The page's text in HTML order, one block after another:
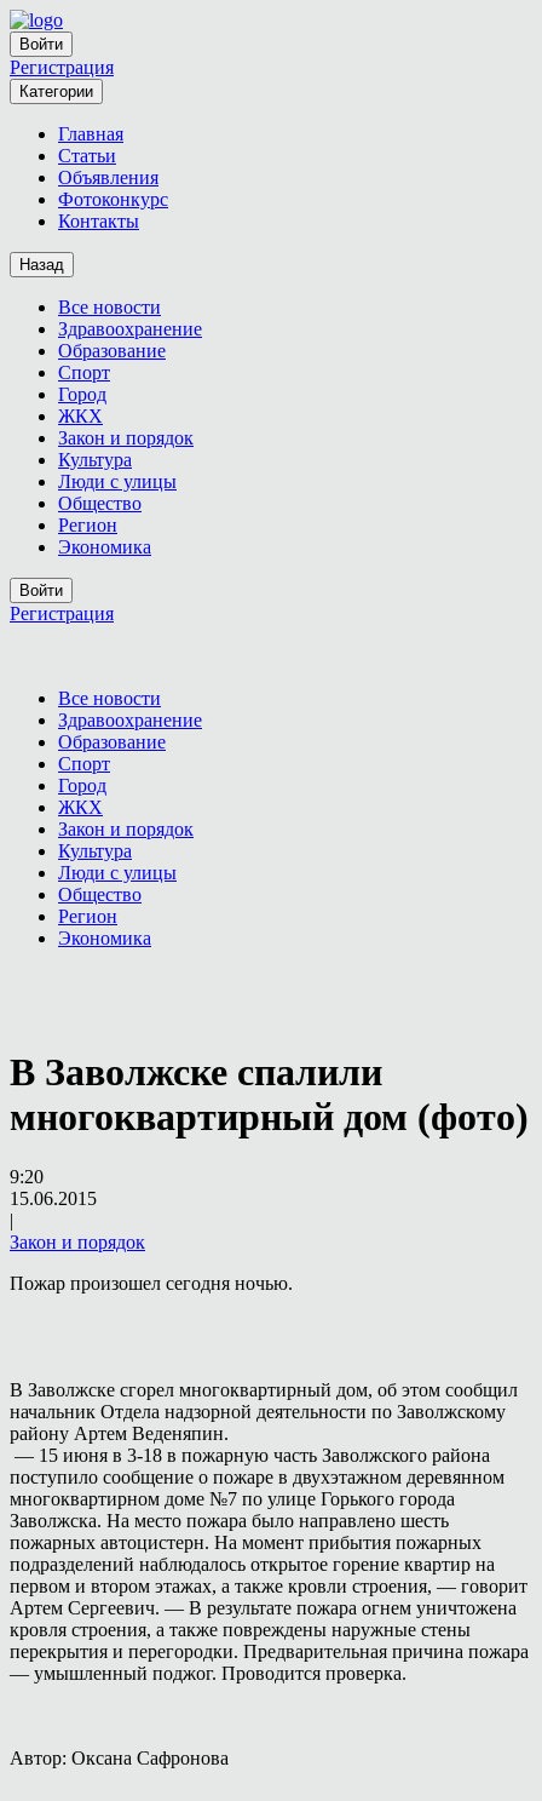
Войти
Регистрация
Категории
Главная
Статьи
Объявления
Фотоконкурс
Контакты
Назад
Все новости
Здравоохранение
Образование
Спорт
Город
ЖКХ
Закон и порядок
Культура
Люди с улицы
Общество
Регион
Экономика
Войти
Регистрация
Все новости
Здравоохранение
Образование
Спорт
Город
ЖКХ
Закон и порядок
Культура
Люди с улицы
Общество
Регион
Экономика
В Заволжске спалили
многоквартирный дом (фото)
9:20
15.06.2015
|
Закон и порядок
Пожар произошел сегодня ночью.
В Заволжске сгорел многоквартирный дом, об этом сообщил
начальник Отдела надзорной деятельности по Заволжскому
району Артем Веденяпин.
— 15 июня в 3-18 в пожарную часть Заволжского района
поступило сообщение о пожаре в двухэтажном деревянном
многоквартирном доме №7 по улице Горького города
Заволжска. На место пожара было направлено шесть
пожарных автоцистерн. На момент прибытия пожарных
подразделений наблюдалось открытое горение квартир на
первом и втором этажах, а также кровли строения, — говорит
Артем Сергеевич. — В результате пожара огнем уничтожена
кровля строения, а также повреждены наружные стены
перекрытия и перегородки. Предварительная причина пожара
— умышленный поджог. Проводится проверка.
Автор: Оксана Сафронова